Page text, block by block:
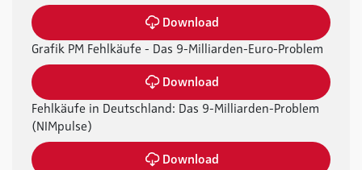
Download
Grafik PM Fehlkäufe - Das 9-Milliarden-Euro-Problem
Download
Fehlkäufe in Deutschland: Das 9-Milliarden-Problem
(NIMpulse)
Download